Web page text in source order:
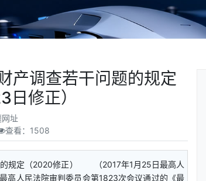
产调查若干问题的规定
日修正）
网址
查看：1508
的规定（2020修正） （2017年1月25日最高人
高人民法院审判委员会第1823次会议通过的《最